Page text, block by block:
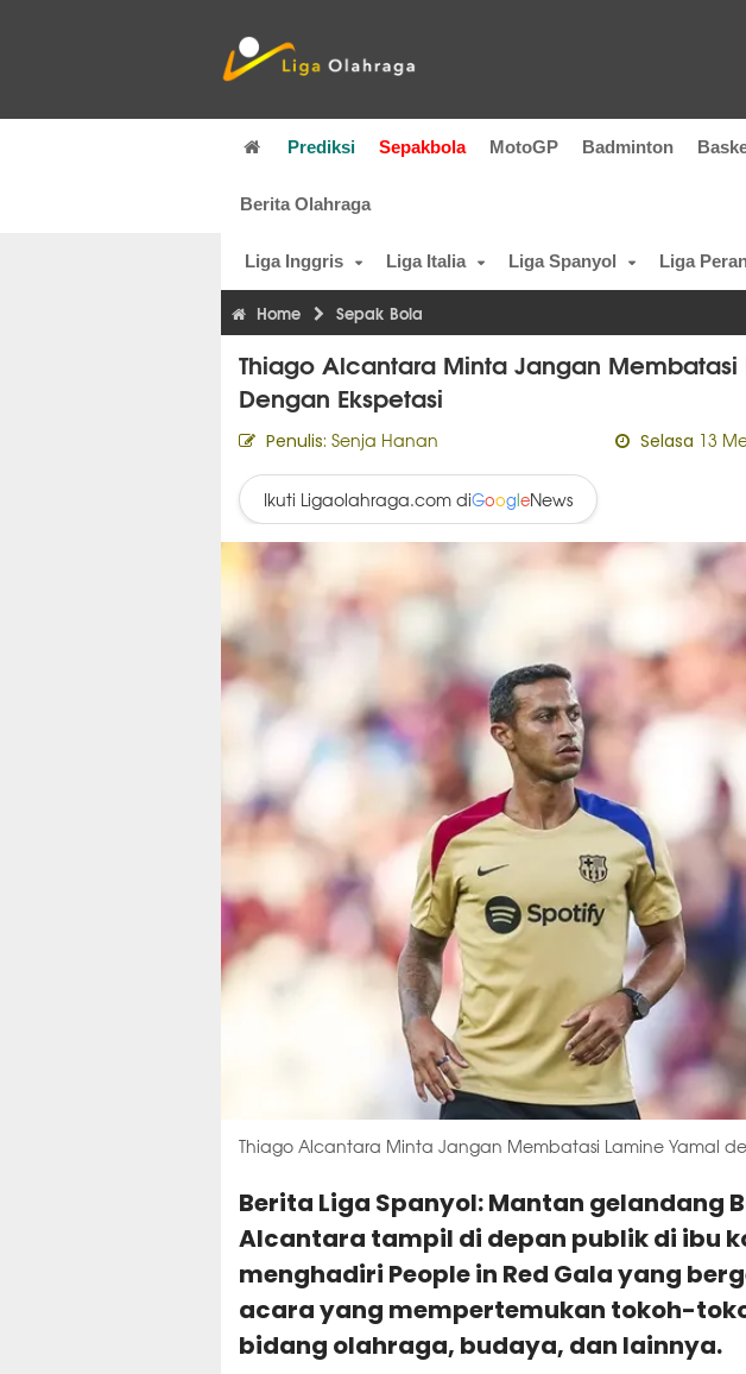
Prediksi Sepakbola MotoGP Badminton
Berita Olahraga
Liga Inggris Liga Italia Liga Spanyol Liga
Home Sepak Bola
Thiago Alcantara Minta Jangan Membatasi
Dengan Ekspetasi
Penulis: Senja Hanan Selasa 13
Ikuti Ligaolahraga.com diGoogleNews
Thiago Alcantara Minta Jangan Membatasi Lamine Yamal
Berita Liga Spanyol: Mantan gelandang
Alcantara tampil di depan publik di ibu
menghadiri People in Red Gala yang
acara yang mempertemukan tokoh-
bidang olahraga, budaya, dan lainnya.